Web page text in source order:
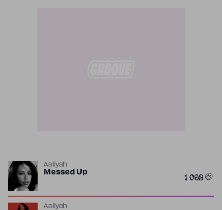
Aaliyah
Messed Up 1 092
Aaliyah